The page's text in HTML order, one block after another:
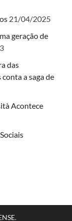
21/04/2025
geração de
das
a saga de
Acontece
.